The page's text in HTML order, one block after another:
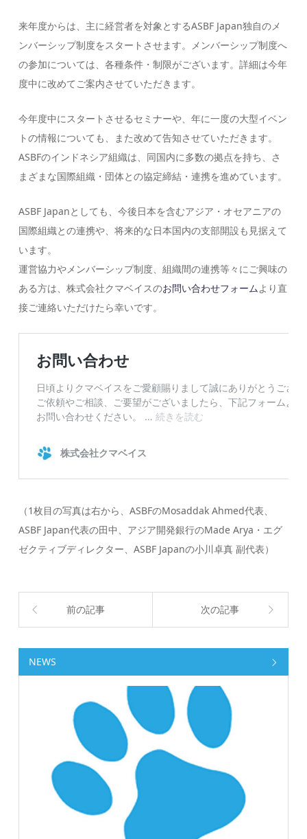
来年度からは、主に経営者を対象とするASBF Japan独自のメ
ンバーシップ制度をスタートさせます。メンバーシップ制度へ
の参加については、各種条件・制限がございます。詳細は今年
度中に改めてご案内させていただきます。
今年度中にスタートさせるセミナーや、年に一度の大型イベン
トの情報についても、また改めて告知させていただきます。
ASBFのインドネシア組織は、同国内に多数の拠点を持ち、さ
まざまな国際組織・団体との協定締結・連携を進めています。
ASBF Japanとしても、今後日本を含むアジア・オセアニアの
国際組織との連携や、将来的な日本国内の支部開設も見据えて
います。
運営協力やメンバーシップ制度、組織間の連携等々にご興味の
ある方は、株式会社クマベイスのお問い合わせフォームより直
接ご連絡いただけたら幸いです。
（1枚目の写真は右から、ASBFのMosaddak Ahmed代表、
ASBF Japan代表の田中、アジア開発銀行のMade Arya・エグ
ゼクティブディレクター、ASBF Japanの小川卓真 副代表）
前の記事 次の記事
NEWS